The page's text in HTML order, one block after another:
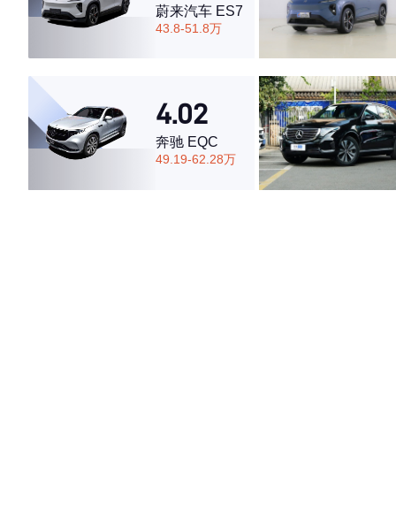
·空间表现较为优秀，优于60%同级车
蔚来汽车 ES7
43.8-51.8万
4.02
奔驰 EQC
49.19-62.28万